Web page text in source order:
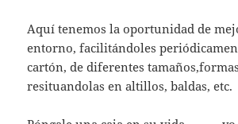
Aquí tenemos la oportunidad de
entorno, facilitándoles
cartón, de diferentes
resituandolas en altillos, baldas, etc.